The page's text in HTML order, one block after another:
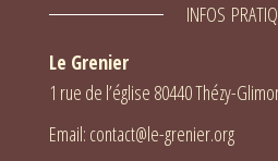
INFOS
Le Grenier
1 rue de l’église 80440 Thézy-
Email: contact@le-grenier.org